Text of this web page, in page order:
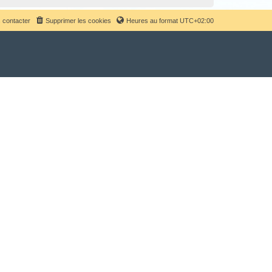
Heures au format UTC+02:00
Supprimer les cookies
contacter